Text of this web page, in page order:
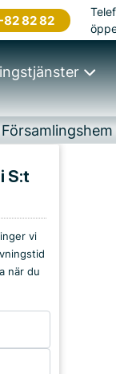
82 82
Församlingshem
S:t
vi
när du